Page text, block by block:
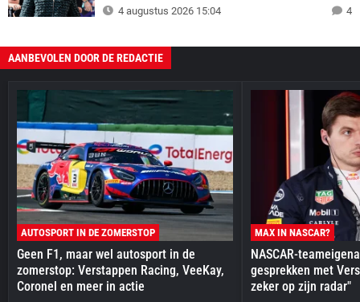
4 augustus 2026 15:04 4
AANBEVOLEN DOOR DE REDACTIE
AUTOSPORT IN DE ZOMERSTOP
Geen F1, maar wel autosport in de
zomerstop: Verstappen Racing, VeeKay,
Coronel en meer in actie
MAX IN NASCAR?
NASCAR-
gesprekken met
zeker op zijn radar"